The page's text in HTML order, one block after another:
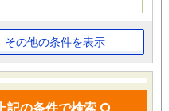
その他の条件を表示